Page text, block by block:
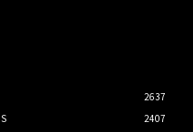
2637
2407